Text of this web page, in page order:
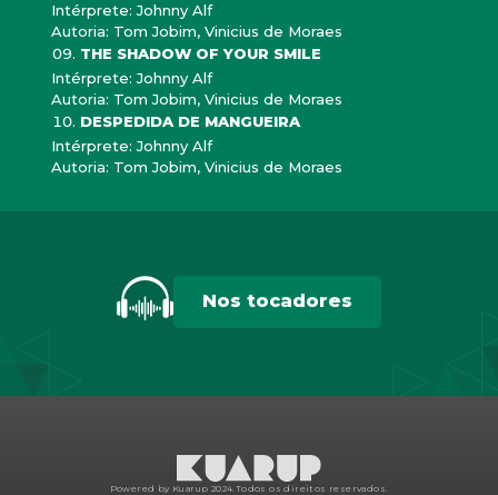
Intérprete: Johnny Alf
Autoria: Tom Jobim, Vinicius de Moraes
THE SHADOW OF YOUR SMILE
Intérprete: Johnny Alf
Autoria: Tom Jobim, Vinicius de Moraes
DESPEDIDA DE MANGUEIRA
Intérprete: Johnny Alf
Autoria: Tom Jobim, Vinicius de Moraes
Nos tocadores
Powered by Kuarup 2024. Todos os direitos reservados.